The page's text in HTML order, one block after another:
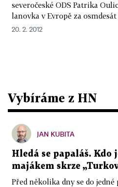
severočeské ODS Patrika
lanovka v Evropě za
20. 2. 2012
Vybíráme z HN
JAN KUBITA
Hledá se papaláš. Kdo
majákem skrze
Před několika dny se do